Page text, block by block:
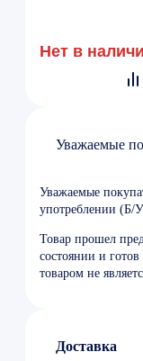
Нет в
Уважаемые
Уважаемые
употреблении (Б/
Товар прошел
состоянии и
товаром не
Доставка